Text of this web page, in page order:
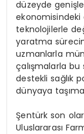
düzeyde
ekonomisindeki
teknolojilerle
yaratma
uzmanlarla
çalışmalarla bu
destekli sağlık
dünyaya
Şentürk son
Uluslararası